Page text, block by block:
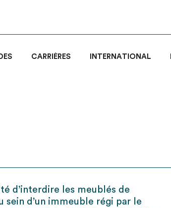
CARRIÈRES INTERNATIONAL
d’interdire les meublés de
sein d’un immeuble régi par le